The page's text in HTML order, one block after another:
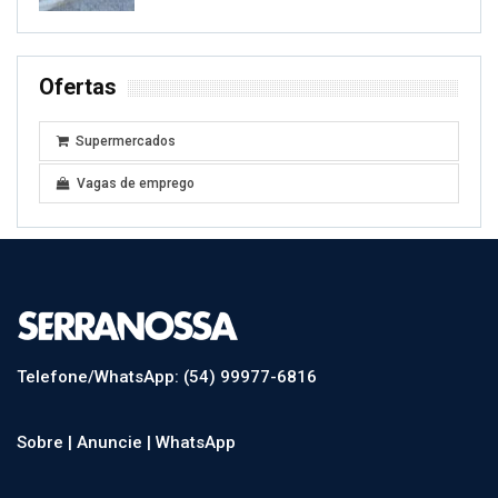
Ofertas
Supermercados
Vagas de emprego
Telefone/WhatsApp: (54) 99977-6816
Sobre | Anuncie | WhatsApp